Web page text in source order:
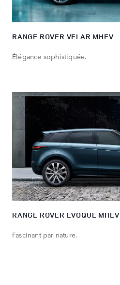
RANGE ROVER VELAR MHEV
Élégance sophistiquée.
RANGE ROVER EVOQUE MHEV
Fascinant par nature.